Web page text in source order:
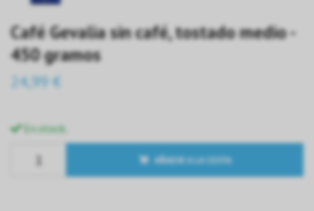
Café Gevalia sin café, tostado medio -
450 gramos
24,99 €
En stock.
AÑADIR A LA CESTA